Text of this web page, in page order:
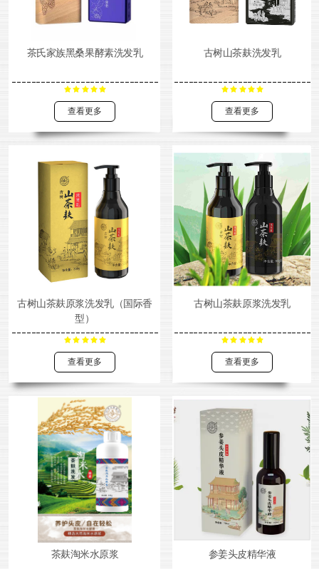
茶氏家族黑桑果酵素洗发乳
查看更多
古树山茶麸洗发乳
查看更多
古树山茶麸原浆洗发乳（国际香
型）
查看更多
古树山茶麸原浆洗发乳
查看更多
茶麸淘米水原浆 参姜头皮精华液